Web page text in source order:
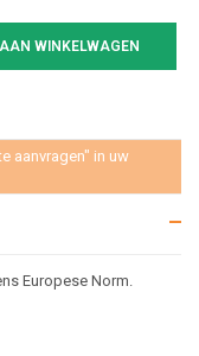
WINKELWAGEN
aanvragen" in uw
Europese Norm.